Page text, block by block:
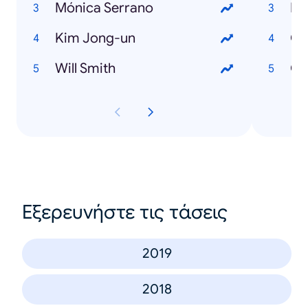
Mónica Serrano
Kim Jong-un
Will Smith
Εξερευνήστε τις τάσεις
2019
2018